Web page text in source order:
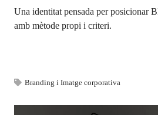
Una identitat pensada per posicionar
amb mètode propi i criteri.
Branding i Imatge corporativa